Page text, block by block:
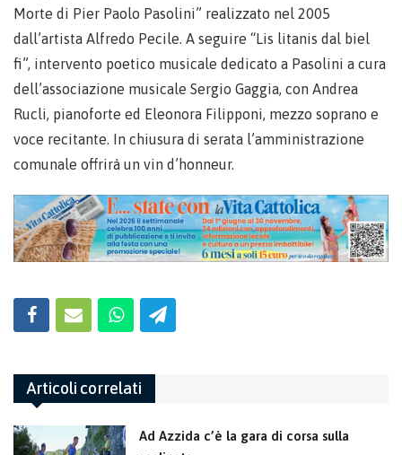
Morte di Pier Paolo Pasolini” realizzato nel 2005
dall’artista Alfredo Pecile. A seguire “Lis litanis dal biel
fi”, intervento poetico musicale dedicato a Pasolini a cura
dell’associazione musicale Sergio Gaggia, con Andrea
Rucli, pianoforte ed Eleonora Filipponi, mezzo soprano e
voce recitante. In chiusura di serata l’amministrazione
comunale offrirà un vin d’honneur.
Articoli correlati
Ad Azzida c’è la gara di corsa sulla